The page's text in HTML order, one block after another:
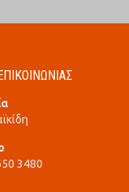
3480